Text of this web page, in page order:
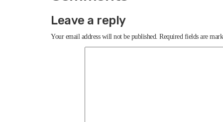
Leave a reply
Your email address will not be published. Required fields are